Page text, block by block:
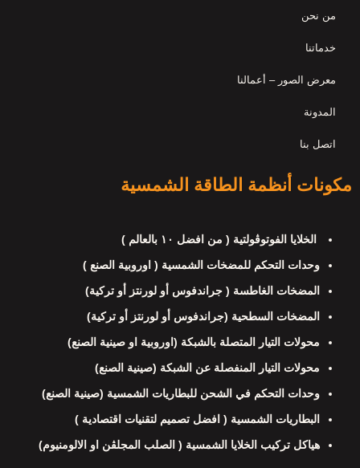
من نحن
خدماتنا
معرض الصور – أعمالنا
المدونة
اتصل بنا
مكونات أنظمة الطاقة الشمسية
الخلايا الفوتوڤولتية ( من افضل ١٠ بالعالم )
وحدات التحكم للمضخات الشمسية ( اوروبية الصنع )
المضخات الغاطسة ( جراندفوس أو لورنتز أو تركية)
المضخات السطحية (جراندفوس أو لورنتز أو تركية)
محولات التيار المتصلة بالشبكة (اوروبية او صينية الصنع)
محولات التيار المنفصلة عن الشبكة (صينية الصنع)
وحدات التحكم في الشحن للبطاريات الشمسية (صينية الصنع)
البطاريات الشمسية ( افضل تصميم لتقنيات اقتصادية )
هياكل تركيب الخلايا الشمسية ( الصلب المجلڤن او الالومنيوم)